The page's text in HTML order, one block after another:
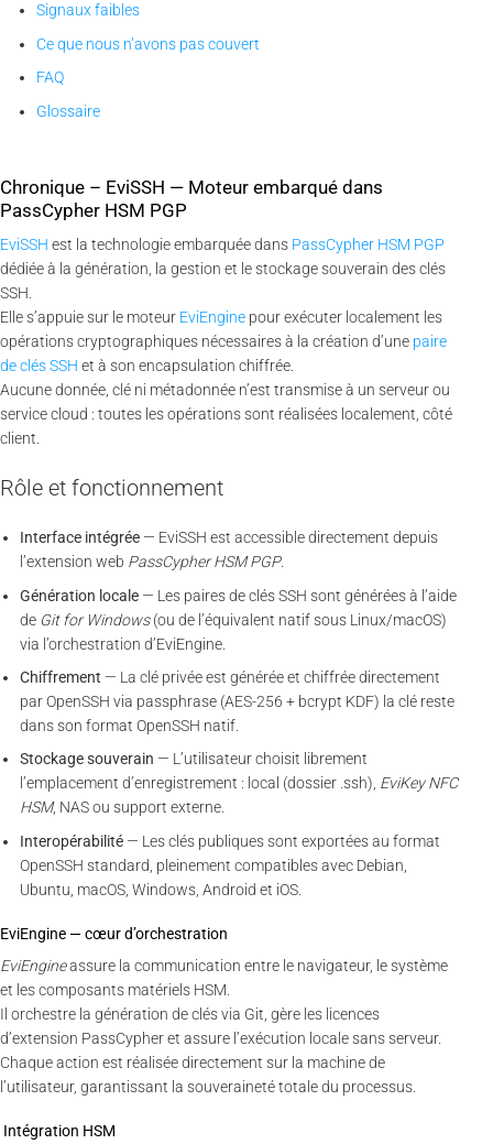
Signaux faibles
Ce que nous n’avons pas couvert
FAQ
Glossaire
Chronique – EviSSH — Moteur embarqué dans
PassCypher HSM PGP
EviSSH est la technologie embarquée dans PassCypher HSM PGP
dédiée à la génération, la gestion et le stockage souverain des clés
SSH.
Elle s’appuie sur le moteur EviEngine pour exécuter localement les
opérations cryptographiques nécessaires à la création d’une paire
de clés SSH et à son encapsulation chiffrée.
Aucune donnée, clé ni métadonnée n’est transmise à un serveur ou
service cloud : toutes les opérations sont réalisées localement, côté
client.
Rôle et fonctionnement
Interface intégrée — EviSSH est accessible directement depuis
l’extension web PassCypher HSM PGP.
Génération locale — Les paires de clés SSH sont générées à l’aide
de Git for Windows(ou de l’équivalent natif sous Linux/macOS)
via l’orchestration d’EviEngine.
Chiffrement — La clé privée est générée et chiffrée directement
par OpenSSH via passphrase (AES-256 + bcrypt KDF) la clé reste
dans son format OpenSSH natif.
Stockage souverain — L’utilisateur choisit librement
l’emplacement d’enregistrement : local (dossier .ssh), EviKey NFC
HSM, NAS ou support externe.
Interopérabilité — Les clés publiques sont exportées au format
OpenSSH standard, pleinement compatibles avec Debian,
Ubuntu, macOS, Windows, Android et iOS.
EviEngine — cœur d’orchestration
EviEngineassure la communication entre le navigateur, le système
et les composants matériels HSM.
Il orchestre la génération de clés via Git, gère les licences
d’extension PassCypher et assure l’exécution locale sans serveur.
Chaque action est réalisée directement sur la machine de
l’utilisateur, garantissant la souveraineté totale du processus.
Intégration HSM